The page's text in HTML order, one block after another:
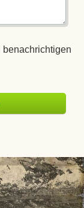
benachrichtigen